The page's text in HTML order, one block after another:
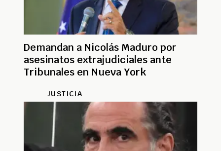
Demandan a Nicolás Maduro por
asesinatos extrajudiciales ante
Tribunales en Nueva York
JUSTICIA